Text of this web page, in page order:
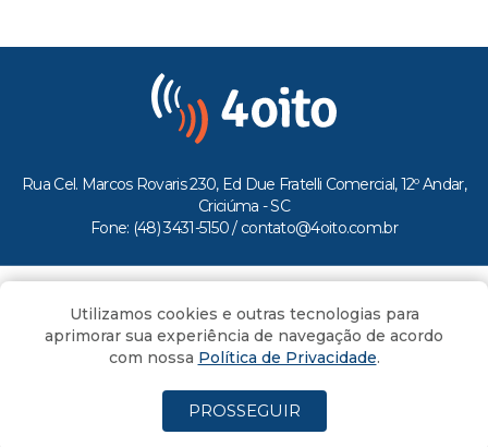
Rua Cel. Marcos Rovaris 230, Ed Due Fratelli Comercial, 12º Andar,
Criciúma - SC
Fone: (48) 3431-5150 / contato@4oito.com.br
Todos os direitos reservados ao Portal 4oito
Utilizamos cookies e outras tecnologias para
aprimorar sua experiência de navegação de acordo
com nossa Política de Privacidade.
PROSSEGUIR